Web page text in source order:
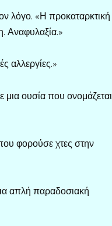
λόγο. «Η προκαταρκτική
Αναφυλαξία.»
αλλεργίες.»
μια ουσία που ονομάζεται
φορούσε χτες στην
απλή παραδοσιακή